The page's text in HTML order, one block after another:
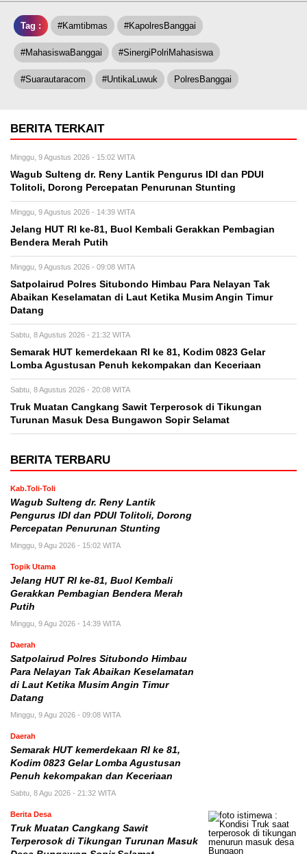
Tag : #Kamtibmas #KapolresBanggai
#MahasiswaBanggai #SinergiPolriMahasiswa
#Suarautaracom #UntikaLuwuk PolresBanggai
BERITA TERKAIT
Minggu, 9 Agustus 2026 - 15:02 WITA
Wagub Sulteng dr. Reny Lantik Pengurus IDI dan PDUI
Tolitoli, Dorong Percepatan Penurunan Stunting
Minggu, 9 Agustus 2026 - 14:39 WITA
Jelang HUT RI ke-81, Buol Kembali Gerakkan Pembagian
Bendera Merah Putih
Minggu, 9 Agustus 2026 - 09:08 WITA
Satpolairud Polres Situbondo Himbau Para Nelayan Tak
Abaikan Keselamatan di Laut Ketika Musim Angin Timur
Datang
Sabtu, 8 Agustus 2026 - 21:32 WITA
Semarak HUT kemerdekaan RI ke 81, Kodim 0823 Gelar
Lomba Agustusan Penuh kekompakan dan Keceriaan
Sabtu, 8 Agustus 2026 - 20:08 WITA
Truk Muatan Cangkang Sawit Terperosok di Tikungan
Turunan Masuk Desa Bungawon Sopir Selamat
BERITA TERBARU
Kab.Toli-Toli
Wagub Sulteng dr. Reny Lantik
Pengurus IDI dan PDUI Tolitoli, Dorong
Percepatan Penurunan Stunting
Minggu, 9 Agu 2026 - 15:02 WITA
Topik Utama
Jelang HUT RI ke-81, Buol Kembali
Gerakkan Pembagian Bendera Merah
Putih
Minggu, 9 Agu 2026 - 14:39 WITA
Daerah
Satpolairud Polres Situbondo Himbau
Para Nelayan Tak Abaikan Keselamatan
di Laut Ketika Musim Angin Timur
Datang
Minggu, 9 Agu 2026 - 09:08 WITA
Daerah
Semarak HUT kemerdekaan RI ke 81,
Kodim 0823 Gelar Lomba Agustusan
Penuh kekompakan dan Keceriaan
Sabtu, 8 Agu 2026 - 21:32 WITA
Berita Desa
Truk Muatan Cangkang Sawit
Terperosok di Tikungan Turunan Masuk